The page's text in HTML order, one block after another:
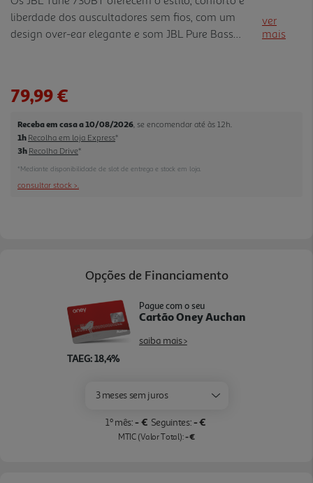
para
a
mesma
página.
liberdade dos auscultadores sem fios, com um
design over-ear elegante e som JBL Pure Bass
durante muito mais tempo. Com carregamento
para chamadas claras e Bluetooth com ligação
multiponto, garantem uma experiência prática e
versátil. Personaliza o som através da app JBL
Headphones, c om orientações por voz para uma
ver
mais
79,99 €
Receba em casa a 10/08/2026 , se encomendar até às 12h.
1h Recolha em loja Express*
3h Recolha Drive*
*Mediante disponibilidade de slot de entrega e stock em loja.
consultar stock >.
Opções de Financiamento
TAEG: 18,4%
Pague com o seu
Cartão Oney Auchan
saiba mais >
3 meses sem juros
1º mês:- € Seguintes:- €
MTIC (Valor Total):- €